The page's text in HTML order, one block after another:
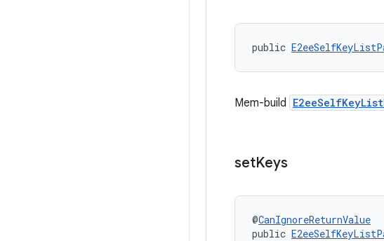
public
Mem-build
setKeys
@CanIgnoreReturnValue
public